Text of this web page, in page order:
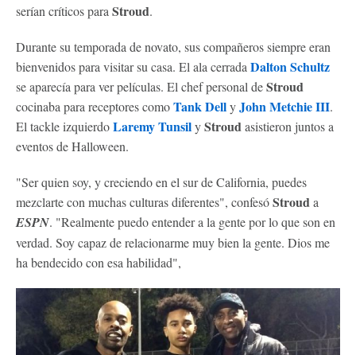
serían críticos para Stroud.
Durante su temporada de novato, sus compañeros siempre eran
bienvenidos para visitar su casa. El ala cerrada Dalton Schultz
se aparecía para ver películas. El chef personal deStroud
cocinaba para receptores comoTank DellyJohn Metchie III.
El tackle izquierdoLaremy TunsilyStroudasistieron juntos a
eventos de Halloween.
"Ser quien soy, y creciendo en el sur de California, puedes
mezclarte con muchas culturas diferentes", confesóStrouda
ESPN. "Realmente puedo entender a la gente por lo que son en
verdad. Soy capaz de relacionarme muy bien la gente. Dios me
ha bendecido con esa habilidad",